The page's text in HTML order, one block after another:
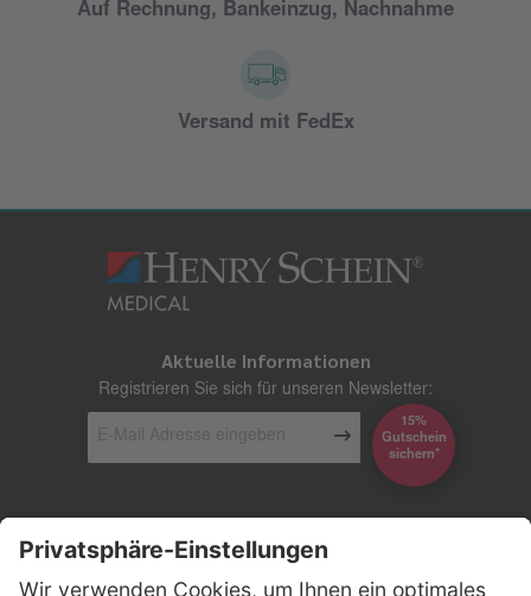
Auf Rechnung, Bankeinzug, Nachnahme
Versand mit FedEx
Aktuelle Informationen
Registrieren Sie sich für unseren Newsletter:
15%
Gutschein
*sichern
Kontakt
Firmensitz